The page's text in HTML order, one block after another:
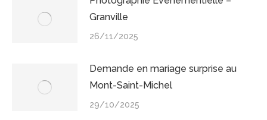
Granville
26/11/2025
Demande en mariage surprise au
Mont-Saint-Michel
29/10/2025